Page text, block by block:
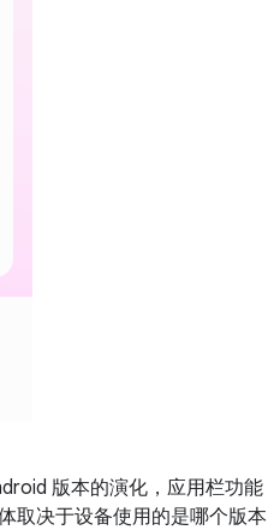
版本的演化，应用栏功能
取决于设备使用的是哪个版本